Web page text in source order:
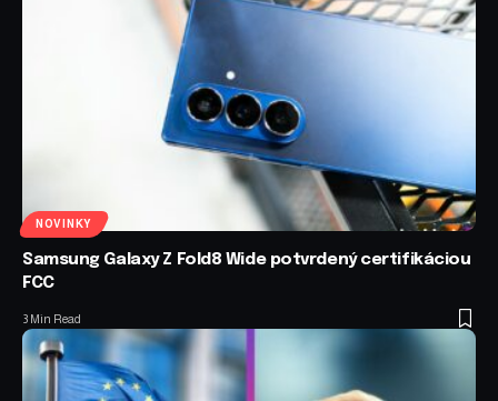
NOVINKY
Samsung Galaxy Z Fold8 Wide potvrdený certifikáciou
FCC
3 Min Read